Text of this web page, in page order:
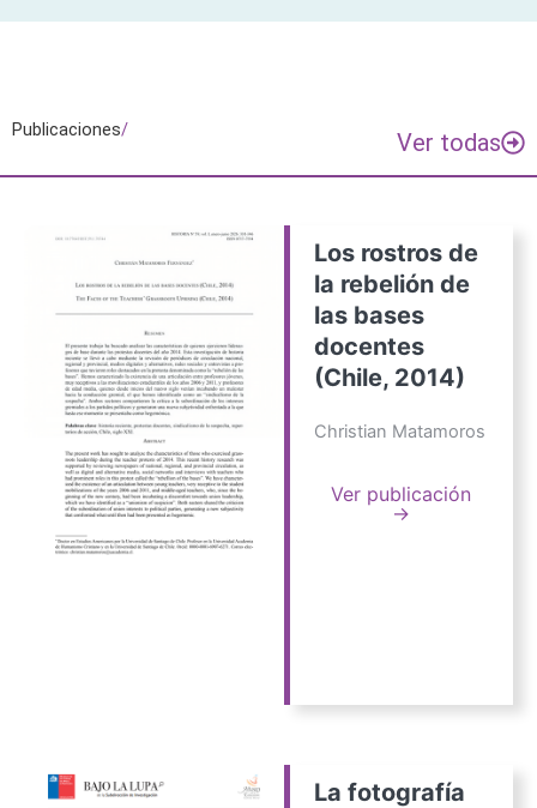
Publicaciones/ Ver todas
Los rostros de
la rebelión de
las bases
docentes
(Chile, 2014)
Christian Matamoros
Ver publicación
→
La fotografía